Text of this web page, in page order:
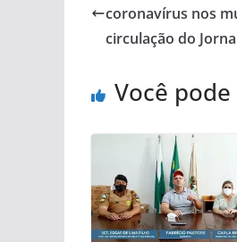
coronavírus nos
circulação do
Você